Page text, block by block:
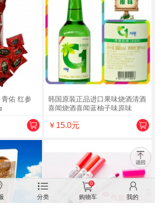
佑 红参
韩国原装正品进口果味烧酒清酒
喜闻烧酒喜闻蓝柚子味原味
￥15.0元
分类
0
购物车 我的